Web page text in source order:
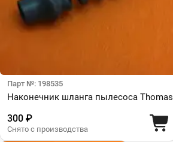
Парт №: 198535
Наконечник шланга пылесоса Thomas
300 ₽
Снято с производства